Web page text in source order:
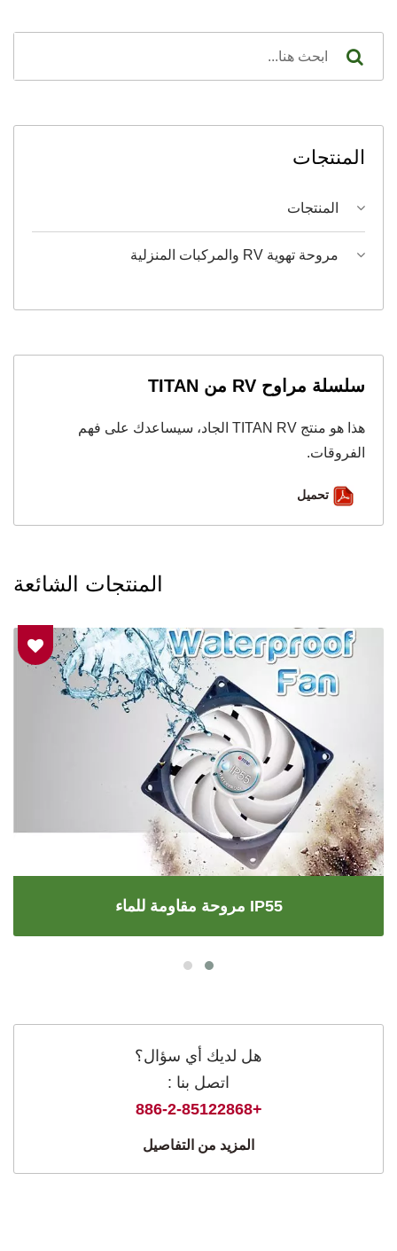
المنتجات
المنتجات
مروحة تهوية RV والمركبات المنزلية
سلسلة مراوح RV من TITAN
هذا هو منتج TITAN RV الجاد، سيساعدك على فهم
الفروقات.
تحميل
المنتجات الشائعة
مروحة مقاومة للماء IP55
هل لديك أي سؤال؟
اتصل بنا :
+886-2-85122868
المزيد من التفاصيل